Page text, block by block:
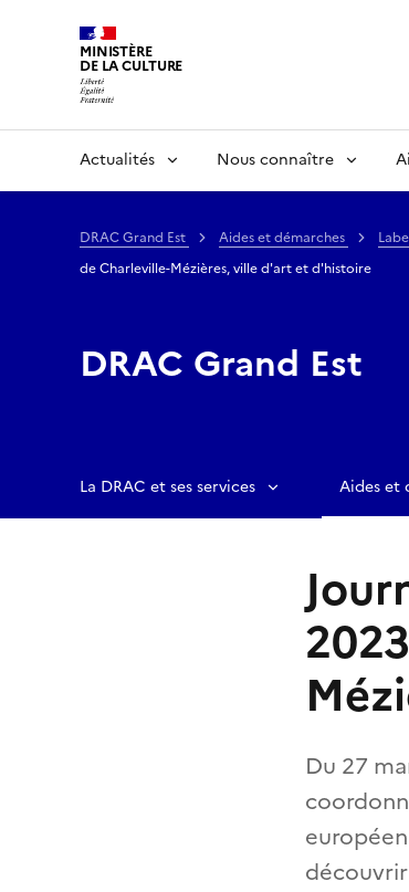
MINISTÈRE
DE LA CULTURE
Actualités Nous connaître
DRAC Grand Est Aides et démarches
de Charleville-Mézières, ville d'art et d'histoire
DRAC Grand Est
La DRAC et ses services Aides et
Du 27